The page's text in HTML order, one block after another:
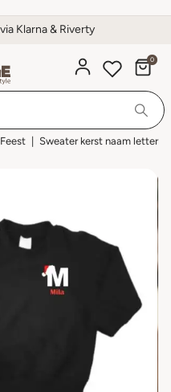
Klarna & Riverty
0
Feest Sweater kerst naam letter